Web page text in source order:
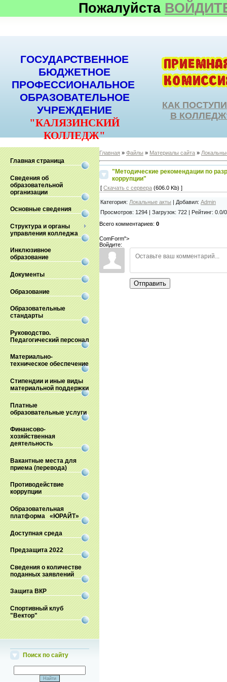
Пожалуйста
ГОСУДАРСТВЕННОЕ
БЮДЖЕТНОЕ
ПРОФЕССИОНАЛЬНОЕ
ОБРАЗОВАТЕЛЬНОЕ
УЧРЕЖДЕНИЕ
"КАЛЯЗИНСКИЙ
КОЛЛЕДЖ"
КАК
В
Главная страница
Сведения об
образовательной
организации
Основные сведения
Структура и органы
управления колледжа
Инклюзивное
образование
Документы
Образование
Образовательные
стандарты
Руководство.
Педагогический персонал
Материально-
техническое обеспечение
Стипендии и иные виды
материальной поддержки
Платные
образовательные услуги
Финансово-
хозяйственная
деятельность
Вакантные места для
приема (перевода)
Противодействие
коррупции
Образовательная
платформа «ЮРАЙТ»
Доступная среда
Предзащита 2022
Сведения о количестве
поданных заявлений
Защита ВКР
Спортивный клуб
"Вектор"
Поиск по сайту
Главная » Файлы » Материалы сайта »
"Методические рекомендации по
коррупции"
[ Скачать с сервера (606.0 Kb) ]
Категория: Локальные акты | Добавил: Admin
Просмотров: 1294 | Загрузок: 722 | Рейтинг: 0.0/0
Всего комментариев: 0
ComForm">
Войдите:
Отправить